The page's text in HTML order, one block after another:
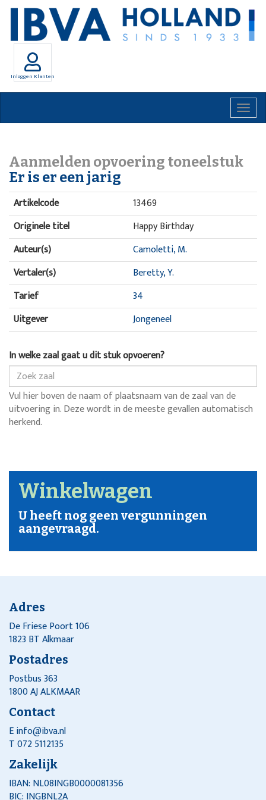
Inloggen Klanten
Aanmelden opvoering toneelstuk
Er is er een jarig
Artikelcode
13469
Originele titel
Happy Birthday
Auteur(s)
Camoletti, M.
Vertaler(s)
Beretty, Y.
Tarief
34
Uitgever
Jongeneel
In welke zaal gaat u dit stuk opvoeren?
Vul hier boven de naam of plaatsnaam van de zaal van de
uitvoering in. Deze wordt in de meeste gevallen automatisch
herkend.
Winkelwagen
U heeft nog geen vergunningen
aangevraagd.
Adres
De Friese Poort 106
1823 BT Alkmaar
Postadres
Postbus 363
1800 AJ ALKMAAR
Contact
Einfo@ibva.nl
T 072 5112135
Zakelijk
IBAN: NL08INGB0000081356